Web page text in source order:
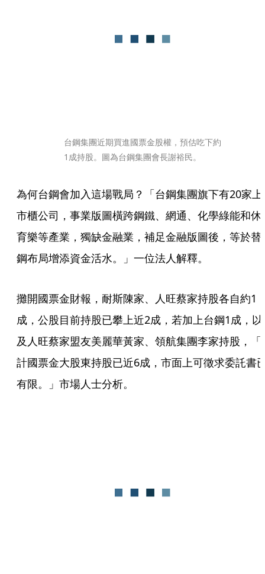
台鋼集團近期買進國票金股權，預估吃下約
1成持股。圖為台鋼集團會長謝裕民。
為何台鋼會加入這場戰局？「台鋼集團旗下有20家上
市櫃公司，事業版圖橫跨鋼鐵、網通、化學綠能和休
育樂等產業，獨缺金融業，補足金融版圖後，等於替
鋼布局增添資金活水。」一位法人解釋。
攤開國票金財報，耐斯陳家、人旺蔡家持股各自約1
成，公股目前持股已攀上近2成，若加上台鋼1成，以
及人旺蔡家盟友美麗華黃家、領航集團李家持股，「
計國票金大股東持股已近6成，市面上可徵求委託書
有限。」市場人士分析。